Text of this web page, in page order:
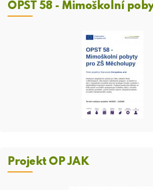
OPST 58 - Mimoškolní
Projekt OP JAK